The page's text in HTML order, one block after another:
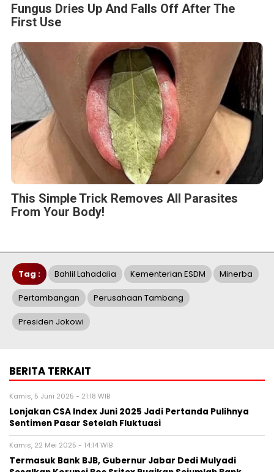
Fungus Dries Up And Falls Off After The
First Use
This Simple Trick Removes All Parasites
From Your Body!
Tag : Bahlil Lahadalia Kementerian ESDM Minerba
Pertambangan Perusahaan Tambang
Presiden Jokowi
BERITA TERKAIT
Kamis, 5 Juni 2025 - 21:18 WIB
Lonjakan CSA Index Juni 2025 Jadi Pertanda Pulihnya
Sentimen Pasar Setelah Fluktuasi
Kamis, 22 Mei 2025 - 14:14 WIB
Termasuk Bank BJB, Gubernur Jabar Dedi Mulyadi